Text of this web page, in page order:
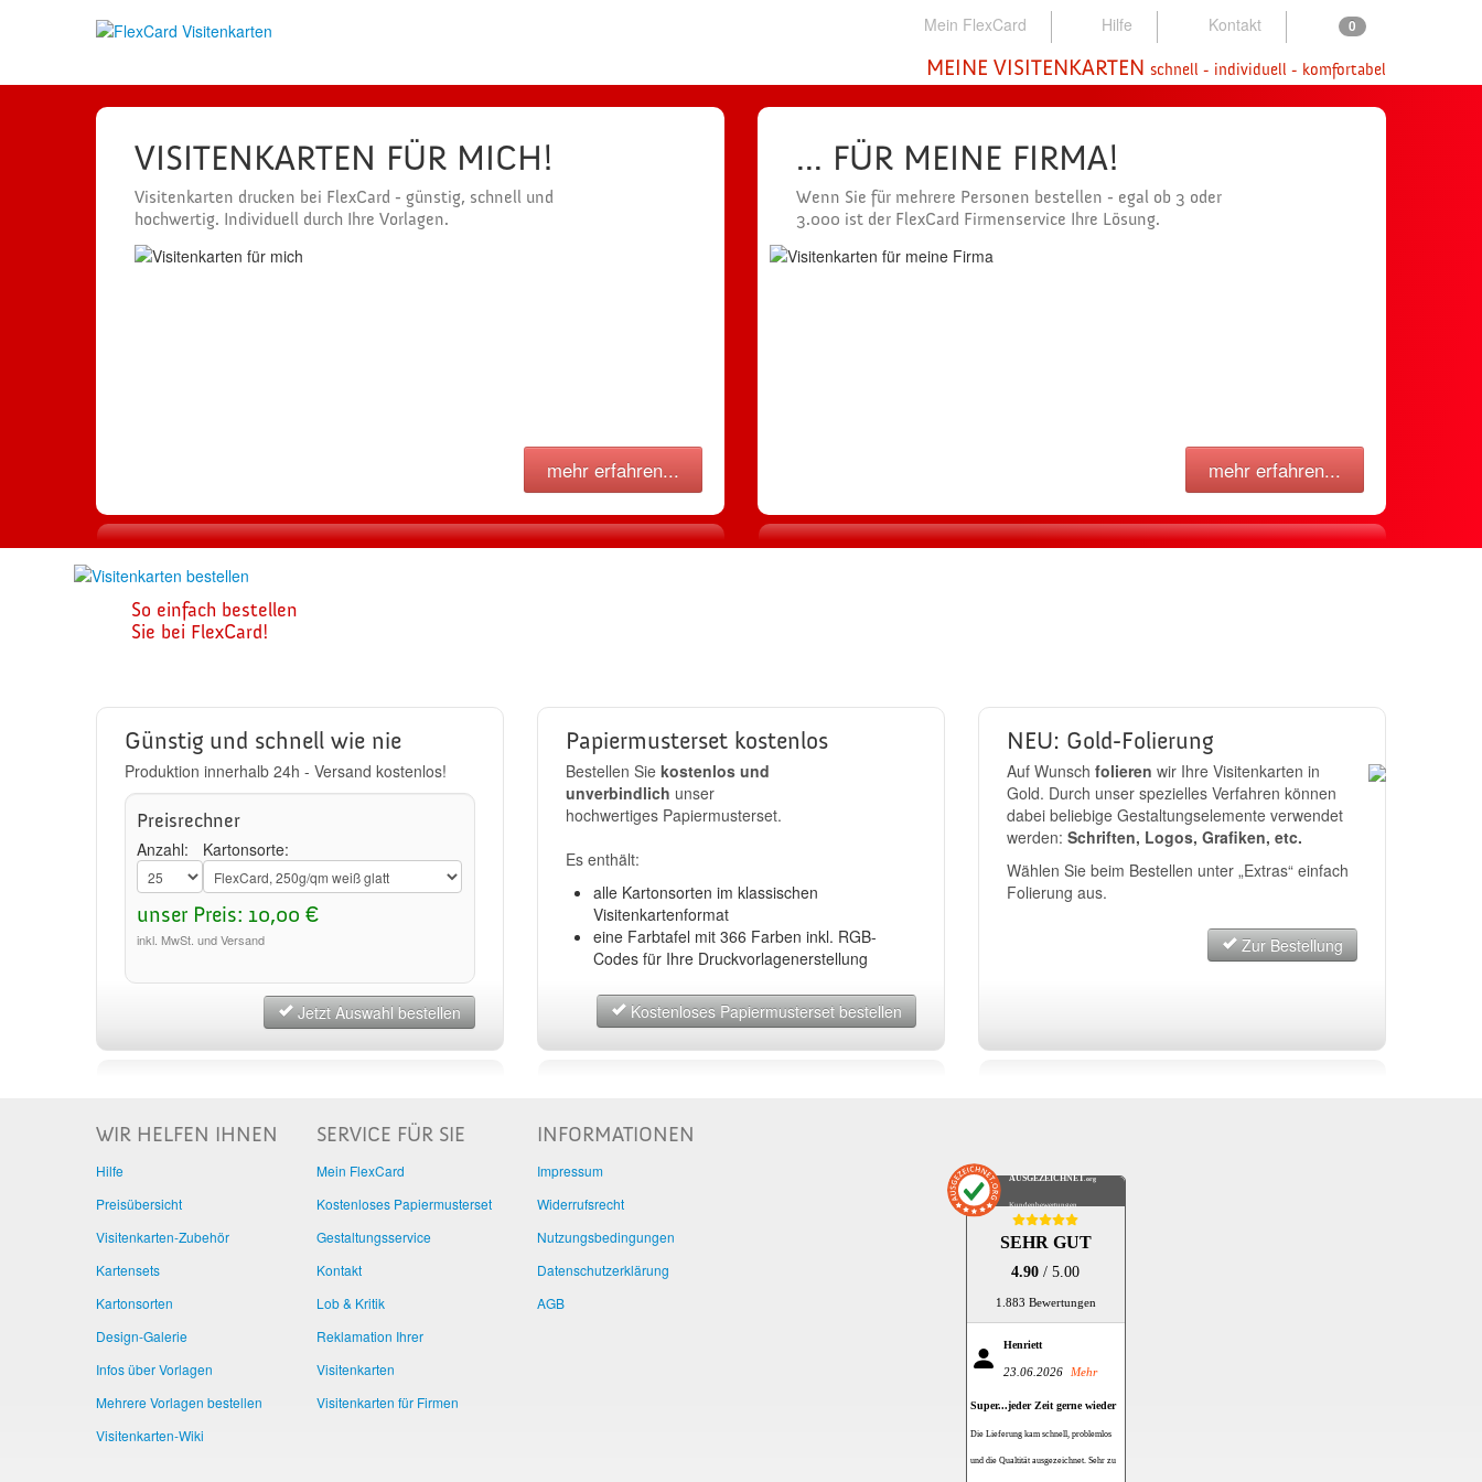
Mein FlexCard Hilfe Kontakt 0
MEINE VISITENKARTEN schnell - individuell - komfortabel
VISITENKARTEN FÜR MICH!
Visitenkarten drucken bei FlexCard - günstig, schnell und
hochwertig. Individuell durch Ihre Vorlagen.
mehr erfahren...
... FÜR MEINE FIRMA!
Wenn Sie für mehrere Personen bestellen - egal ob 3 oder
3.000 ist der FlexCard Firmenservice Ihre Lösung.
mehr erfahren...
So einfach bestellen
Sie bei FlexCard!
Günstig und schnell wie nie
Produktion innerhalb 24h - Versand kostenlos!
Preisrechner
Anzahl: Kartonsorte:
unser Preis: 10,00 €
inkl. MwSt. und Versand
Jetzt Auswahl bestellen
Papiermusterset kostenlos
Bestellen Sie kostenlos und
unverbindlich unser
hochwertiges Papiermusterset.
Es enthält:
alle Kartonsorten im klassischen
Visitenkartenformat
eine Farbtafel mit 366 Farben inkl. RGB-
Codes für Ihre Druckvorlagenerstellung
Kostenloses Papiermusterset bestellen
NEU: Gold-Folierung
Auf Wunsch folieren wir Ihre Visitenkarten in
Gold. Durch unser spezielles Verfahren können
dabei beliebige Gestaltungselemente verwendet
werden: Schriften, Logos, Grafiken, etc.
Wählen Sie beim Bestellen unter „Extras“ einfach
Folierung aus.
Zur Bestellung
WIR HELFEN IHNEN
Hilfe
Preisübersicht
Visitenkarten-Zubehör
Kartensets
Kartonsorten
Design-Galerie
Infos über Vorlagen
Mehrere Vorlagen bestellen
Visitenkarten-Wiki
SERVICE FÜR SIE
Mein FlexCard
Kostenloses Papiermusterset
Gestaltungsservice
Kontakt
Lob & Kritik
Reklamation Ihrer
Visitenkarten
Visitenkarten für Firmen
INFORMATIONEN
Impressum
Widerrufsrecht
Nutzungsbedingungen
Datenschutzerklärung
AGB
AUSGEZEICHNET .org
Kundenbewertungen
SEHR GUT
4.90/ 5.00
1.883 Bewertungen
Henriett
23.06.2026 Mehr
Super...jeder Zeit gerne wieder
Die Lieferung kam schnell, problemlos
und die Qualtität ausgezeichnet. Sehr zu